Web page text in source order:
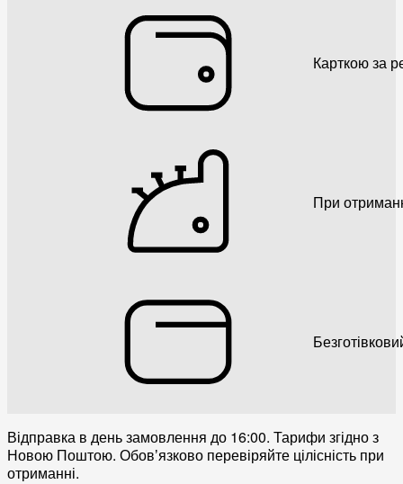
Карткою за
При
Відправка в день замовлення до 16:00. Тарифи згідно з
Новою Поштою. Обовʼязково перевіряйте цілісність при
отриманні.